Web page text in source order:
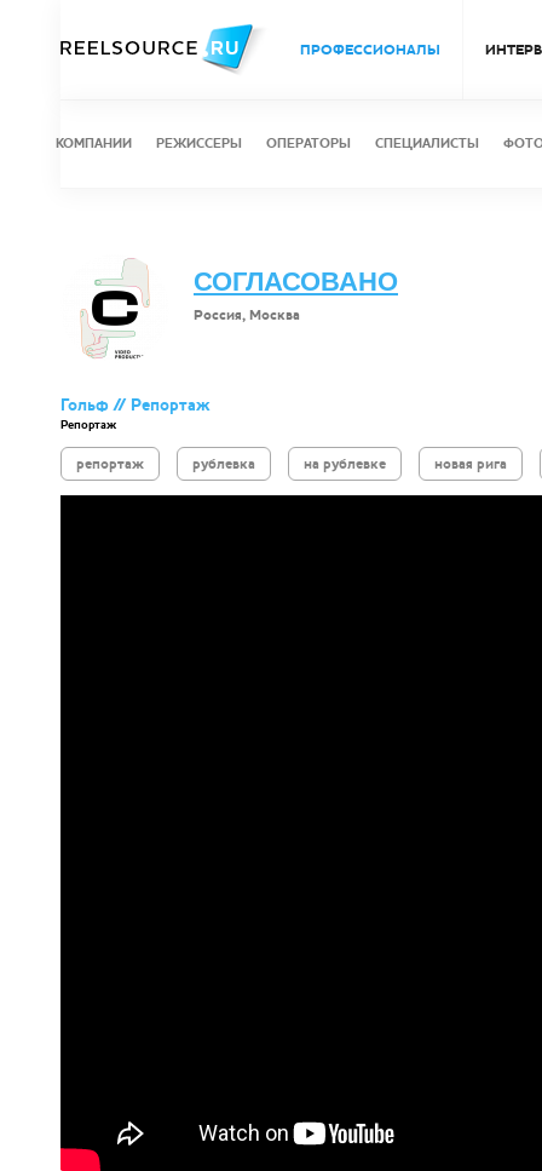
ПРОФЕССИОНАЛЫ
КОМПАНИИ РЕЖИССЕРЫ ОПЕРАТОРЫ СПЕЦИАЛИСТЫ
СОГЛАСОВАНО
Россия, Москва
Гольф // Репортаж
Репортаж
репортаж рублевка на рублевке новая рига